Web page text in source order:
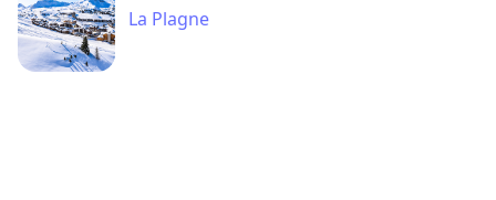
La Plagne